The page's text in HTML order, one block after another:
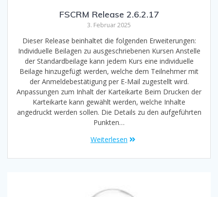
FSCRM Release 2.6.2.17
3. Februar 2025
Dieser Release beinhaltet die folgenden Erweiterungen:
Individuelle Beilagen zu ausgeschriebenen Kursen Anstelle
der Standardbeilage kann jedem Kurs eine individuelle
Beilage hinzugefügt werden, welche dem Teilnehmer mit
der Anmeldebestätigung per E-Mail zugestellt wird.
Anpassungen zum Inhalt der Karteikarte Beim Drucken der
Karteikarte kann gewählt werden, welche Inhalte
angedruckt werden sollen. Die Details zu den aufgeführten
Punkten…
Weiterlesen